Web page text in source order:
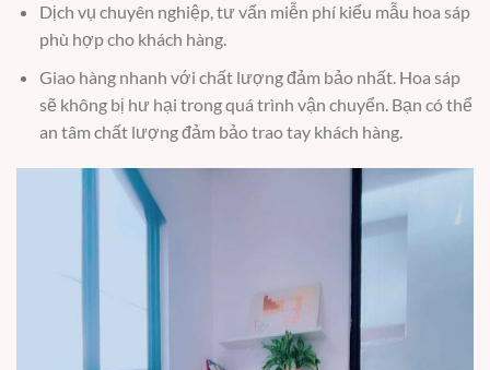
Dịch vụ chuyên nghiệp, tư vấn miễn phí kiểu mẫu hoa sáp
phù hợp cho khách hàng.
Giao hàng nhanh với chất lượng đảm bảo nhất. Hoa sáp
sẽ không bị hư hại trong quá trình vận chuyển. Bạn có thể
an tâm chất lượng đảm bảo trao tay khách hàng.